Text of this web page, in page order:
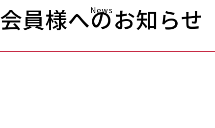
News
会員様へのお知らせ